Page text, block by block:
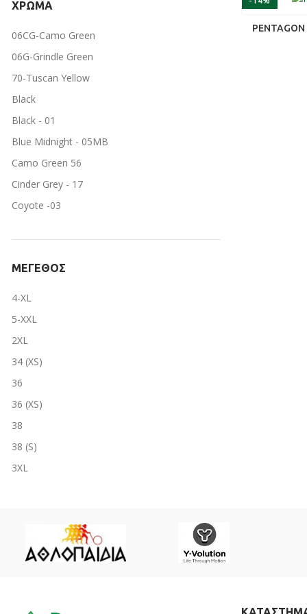
ΧΡΏΜΑ
06CG-Camo Green
06G-Grindle Green
70-Tuscan Yellow
Black
Black - 01
Blue Midnight - 05MB
Camo Green 56
Cinder Grey - 17
Coyote -03
Forest Night Green
Terra Brown
BLAK-01
Cinder Grey
ΜΕΓΈΘΟΣ
4-XL
5-XXL
2XL
34 (XS)
36
36 (XS)
38
38 (S)
3XL
42 (M)